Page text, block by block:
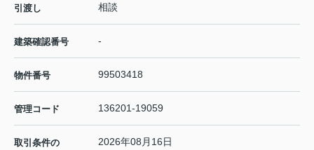
引渡し 相談
建築確認番号 -
物件番号 99503418
管理コード 136201-19059
取引条件の
2026年08月16日